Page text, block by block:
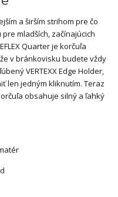
a širším strihom pre čo
mladších, začínajúcich
Quarter je korčuľa
v bránkovisku budete vždy
VERTEXX Edge Holder,
len jedným kliknutím. Teraz
obsahuje silný a ľahký